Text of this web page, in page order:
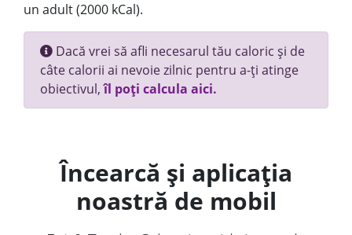
un adult (2000 kCal).
Dacă vrei să afli necesarul tău caloric și de
câte calorii ai nevoie zilnic pentru a-ți atinge
obiectivul,îl poți calcula aici.
Încearcă și aplicația
noastră de mobil